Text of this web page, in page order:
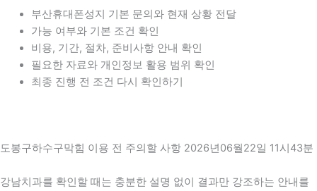
부산휴대폰성지 기본 문의와 현재 상황 전달
가능 여부와 기본 조건 확인
비용, 기간, 절차, 준비사항 안내 확인
필요한 자료와 개인정보 활용 범위 확인
최종 진행 전 조건 다시 확인하기
도봉구하수구막힘 이용 전 주의할 사항 2026년06월22일 11시43분
강남치과를 확인할 때는 충분한 설명 없이 결과만 강조하는 안내를